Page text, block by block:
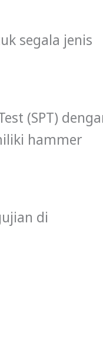
segala jenis
(SPT)
hammer
di